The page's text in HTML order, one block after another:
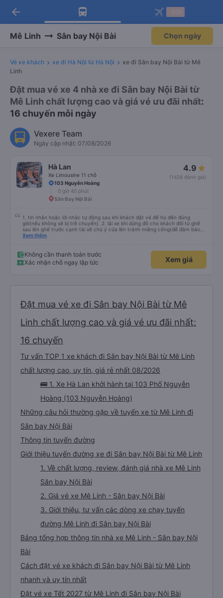
Tải app Vexere ngay!
Nhận ưu đãi thành viên độc
Mở app
Tải app Vexere
-30k/ghế khi đặt vé máy bay qua
Mở app
arrow_back
Mê Linh Sân bay Nội Bài Chọn ngày
Vé xe khách xe đi Hà Nội từ Hà Nội
xe đi Sân bay Nội Bài từ Mê
Linh
Đặt mua vé xe 4 nhà xe đi Sân bay Nội Bài từ
Mê Linh chất lượng cao và giá vé ưu đãi nhất:
16 chuyến mỗi ngày
Vexere Team
Ngày cập nhật: 07/08/2026
Hà Lan
Xe Limousine 11 chỗ
4.9
(1426 đánh giá)
103 Nguyễn Hoàng
0 giờ 40 phút
Sân Bay Nội Bài
1. tin nhắn hoặc lời nhắc tự động sau khi khách đặt vé để họ đến đúng
giờ(nếu không sẽ bị trễ chuyến). 2. lái xe khi dừng đỗ cho khách đổi từ ghế
sau lên ghế trước cạnh tài xế chú ý cửa lên tránh miệng cống(để đảm bảo
an toàn cho khách- tại HN: miệng cống bằng sắt chữ nhật dạng ô lưới, cửa
Tng kịp 20h, để khách nối chuyến Xe 11 chỗ nên thoáng đãng.
Xem thêm
Không cần thanh toán trước
Xác nhận chỗ ngay lập tức
Xem giá
Đặt mua vé xe đi Sân bay Nội Bài từ Mê
Linh chất lượng cao và giá vé ưu đãi nhất:
16 chuyến
Tư vấn TOP 1 xe khách đi Sân bay Nội Bài từ Mê Linh
chất lượng cao, uy tín, giá rẻ nhất 08/2026
🚌 1. Xe Hà Lan khởi hành tại 103 Phố Nguyễn
Hoàng (103 Nguyễn Hoàng)
Những câu hỏi thường gặp về tuyến xe từ Mê Linh đi
Sân bay Nội Bài
Thông tin tuyến đường
Giới thiệu tuyến đường xe đi Sân bay Nội Bài từ Mê Linh
1. Về chất lượng, review, đánh giá nhà xe Mê Linh
Sân bay Nội Bài
2. Giá vé xe Mê Linh - Sân bay Nội Bài
3. Giới thiệu, tư vấn các dòng xe chạy tuyến
đường Mê Linh đi Sân bay Nội Bài
Bảng tổng hợp thông tin nhà xe Mê Linh - Sân bay Nội
Bài
Cách đặt vé xe khách đi Sân bay Nội Bài từ Mê Linh
nhanh và uy tín nhất
Đặt vé xe Tết 2027 từ Mê Linh đi Sân bay Nội Bài